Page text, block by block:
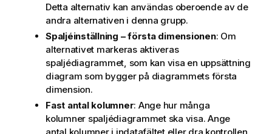
Detta alternativ kan användas oberoende av de
andra alternativen i denna grupp.
Spaljéinställning – första dimensionen: Om
alternativet markeras aktiveras
spaljédiagrammet, som kan visa en uppsättning
diagram som bygger på diagrammets första
dimension.
Fast antal kolumner: Ange hur många
kolumner spaljédiagrammet ska visa. Ange